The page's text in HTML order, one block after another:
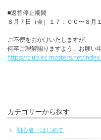
■返答停止期間
８月７日（金）１７：００〜８月
ご不便をおかけいたしますが、
何卒ご理解賜りますよう、お願い
https://club.ec-masters.net/
カテゴリーから探す
初心者・はじめて